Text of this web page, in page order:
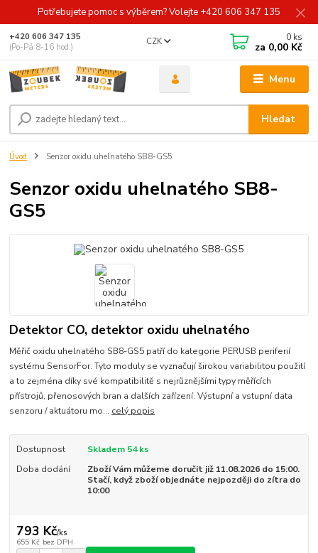
Potřebujete pomoc s výběrem? Volejte +420 606 347 135
Menu
CZK
Hledat
+420 606 347 135
(Po-Pá 8-16 hod.)
0 ks
za 0,00 Kč
Úvod Senzor oxidu uhelnatého SB8-GS5
Senzor oxidu uhelnatého SB8-
GS5
Detektor CO, detektor oxidu uhelnatého
Měřič oxidu uhelnatého SB8-GS5 patří do kategorie PERUSB periferií
systému SensorFor. Tyto moduly se vyznačují širokou variabilitou použití
a to zejména díky své kompatibilitě s nejrůznějšími typy měřících
přístrojů, přenosových bran a dalších zařízení. Výstupní a vstupní data
senzoru / aktuátoru mo... celý popis
Dostupnost
Skladem 54 ks
Doba dodání
Zboží Vám můžeme doručit již 11.08.2026 do 15:00.
Stačí, když zboží objednáte nejpozději do zítra do
10:00
793 Kč/ks
655 Kč bez DPH